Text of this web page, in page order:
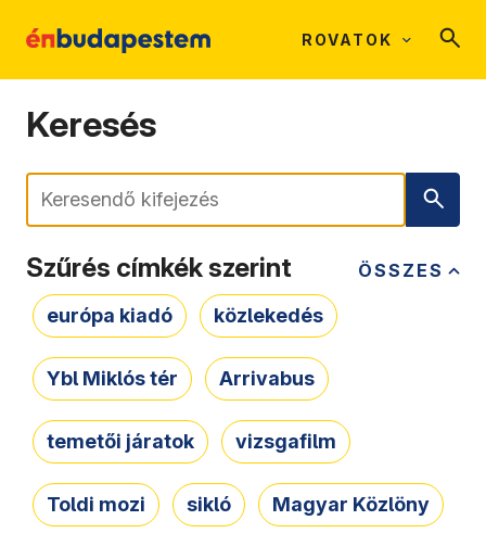
ROVATOK
Keresés
Keresés
ÖSSZES
Szűrés címkék szerint
európa kiadó közlekedés
Ybl Miklós tér Arrivabus
temetői járatok vizsgafilm
Toldi mozi sikló Magyar Közlöny